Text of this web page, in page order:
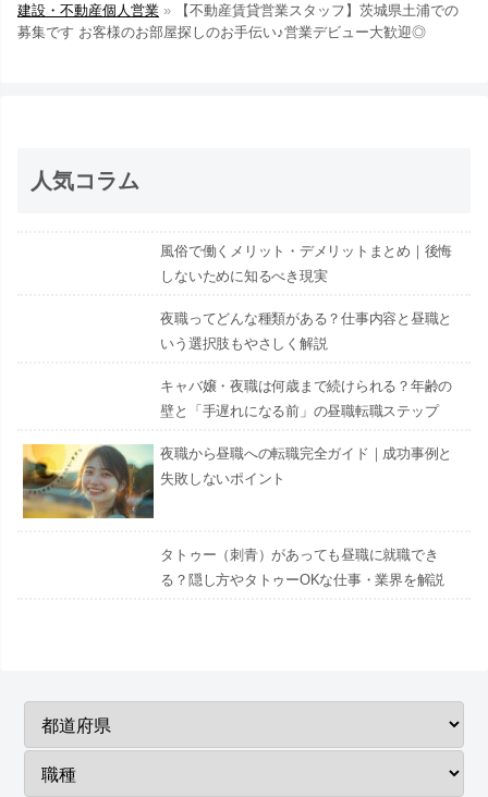
建設・不動産個人営業 »
【不動産賃貸営業スタッフ】茨城県土浦での
募集です お客様のお部屋探しのお手伝い♪営業デビュー大歓迎◎
人気コラム
風俗で働くメリット・デメリットまとめ｜後悔
しないために知るべき現実
夜職ってどんな種類がある？仕事内容と昼職と
いう選択肢もやさしく解説
キャバ嬢・夜職は何歳まで続けられる？年齢の
壁と「手遅れになる前」の昼職転職ステップ
夜職から昼職への転職完全ガイド｜成功事例と
失敗しないポイント
タトゥー（刺青）があっても昼職に就職でき
る？隠し方やタトゥーOKな仕事・業界を解説